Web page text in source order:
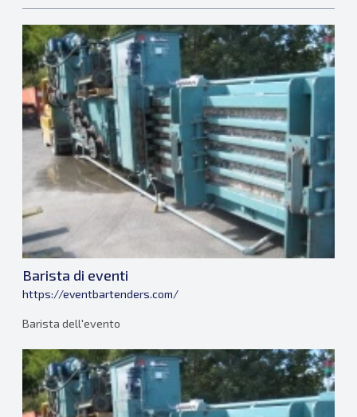
Barista di eventi
https://eventbartenders.com/
Barista dell'evento